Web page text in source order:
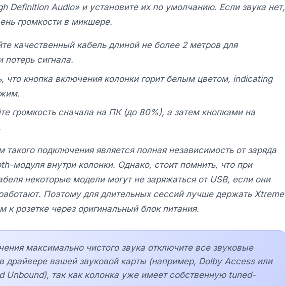
Definition Audio» и установите их по умолчанию. Если звука нет,
громкости в микшере.
качественный кабель длиной не более 2 метров для
потерь сигнала.
что кнопка включения колонки горит белым цветом, indicating
громкость сначала на ПК (до 80%), а затем кнопками на
подключения является полная независимость от заряда
модуля внутри колонки. Однако, стоит помнить, что при
некоторые модели могут не заряжаться от USB, если они
Поэтому для длительных сессий лучше держать Xtreme
розетке через оригинальный блок питания.
максимально чистого звука отключите все звуковые
драйвере вашей звуковой карты (например, Dolby Access или
Unbound), так как колонка уже имеет собственную tuned-